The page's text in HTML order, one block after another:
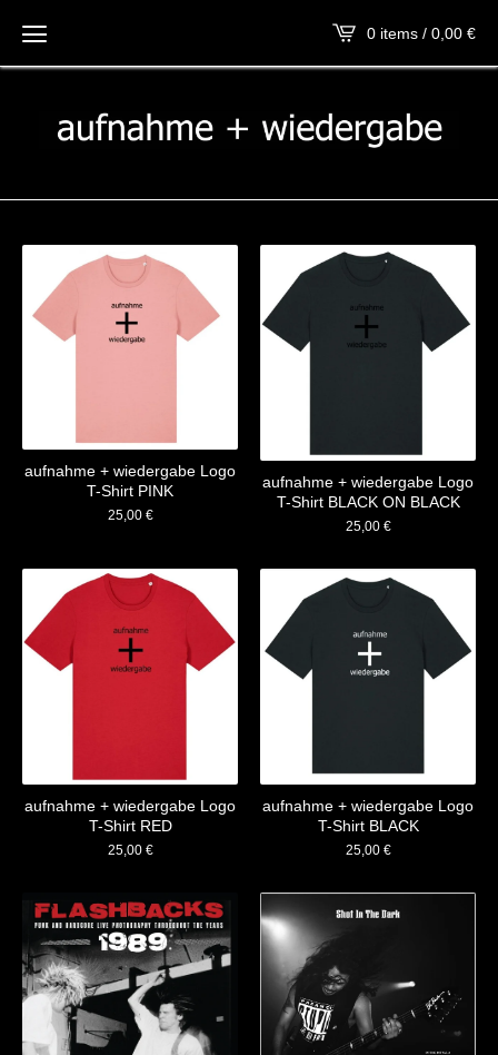
0 items / 0,00 €
aufnahme + wiedergabe Logo
T-Shirt PINK
25,00 €
aufnahme + wiedergabe Logo
T-Shirt BLACK ON BLACK
25,00 €
aufnahme + wiedergabe Logo
T-Shirt RED
25,00 €
aufnahme + wiedergabe Logo
T-Shirt BLACK
25,00 €